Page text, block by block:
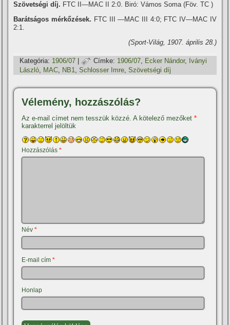
Szövetségi dí­j. FTC II—MAC II 2:0. Biró: Vámos Soma (Föv. TC )
Barátságos mérkőzések. FTC III —MAC III 4:0; FTC IV—MAC IV
2:1.
(Sport-Világ, 1907. április 28.)
Kategória: 1906/07 | Címke: 1906/07, Ecker Nándor, Iványi
László, MAC, NB1,Schlosser Imre,Szövetségi dí­j
Vélemény, hozzászólás?
Az e-mail címet nem tesszük közzé. A kötelező mezőket*
karakterrel jelöltük
Hozzászólás*
Név*
E-mail cím*
Honlap